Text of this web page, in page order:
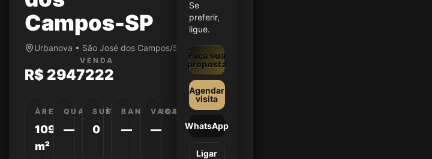
Campos-SP
Urbanova • São José dos Campos/SP
VENDA
R$ 2947222
ÁREA
1096
m²
QUARTOS
—
SUÍTES
0
BANHEIROS
—
VAGAS
—
Se
preferir,
ligue.
Faça sua
proposta
Agendar
visita
WhatsApp
Ligar